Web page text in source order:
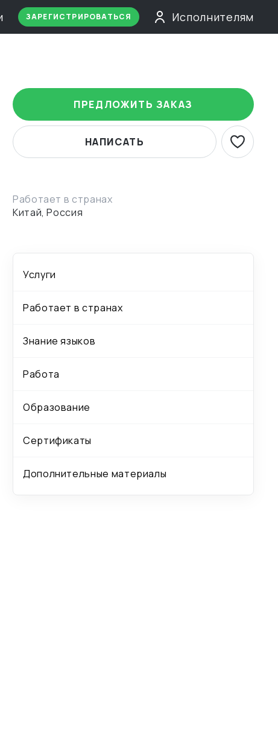
ЗАРЕГИСТРИРОВАТЬСЯ Исполнителям
ПРЕДЛОЖИТЬ ЗАКАЗ
НАПИСАТЬ
Работает в странах
Китай, Россия
Услуги
Работает в странах
Знание языков
Работа
Образование
Сертификаты
Дополнительные материалы